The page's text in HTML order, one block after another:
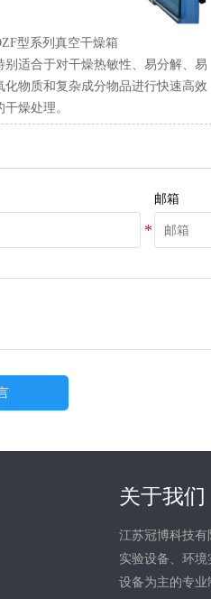
型系列真空干燥箱
别适合于对干燥热敏性、易分解、易
化物质和复杂成分物品进行快速高效
干燥处理。
邮箱
关于我们
江苏冠博科技
实验设备、环
设备为主的专业